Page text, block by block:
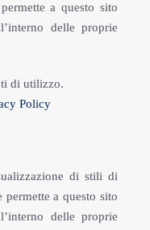
a questo sito
delle proprie
di utilizzo.
Policy
di stili di
a questo sito
delle proprie